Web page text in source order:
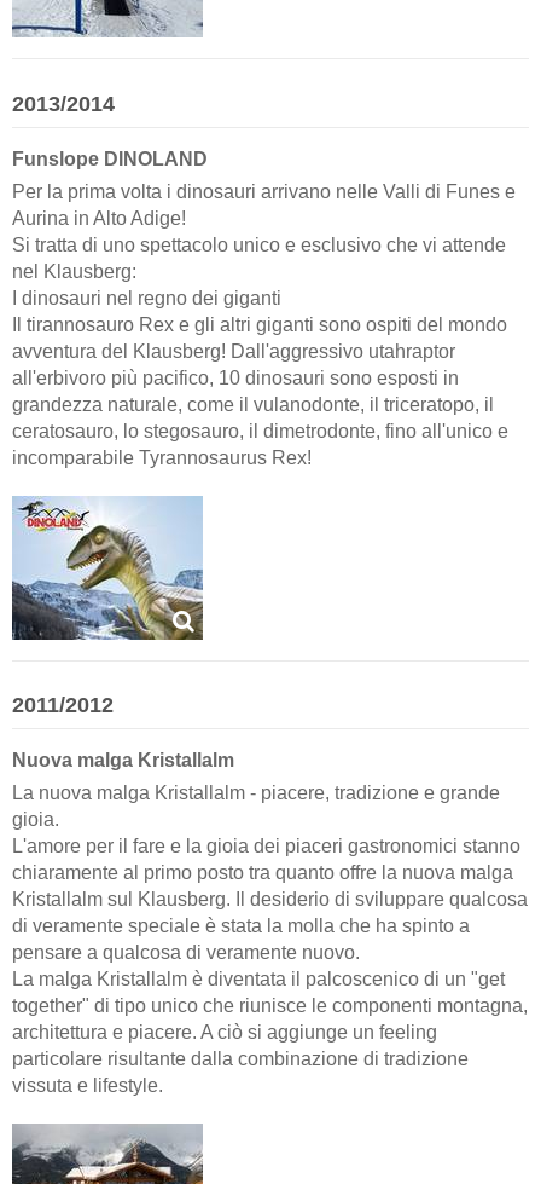
2013/2014
Funslope DINOLAND
Per la prima volta i dinosauri arrivano nelle Valli di Funes e
Aurina in Alto Adige!
Si tratta di uno spettacolo unico e esclusivo che vi attende
nel Klausberg:
I dinosauri nel regno dei giganti
Il tirannosauro Rex e gli altri giganti sono ospiti del mondo
avventura del Klausberg! Dall'aggressivo utahraptor
all'erbivoro più pacifico, 10 dinosauri sono esposti in
grandezza naturale, come il vulanodonte, il triceratopo, il
ceratosauro, lo stegosauro, il dimetrodonte, fino all'unico e
incomparabile Tyrannosaurus Rex!
2011/2012
Nuova malga Kristallalm
La nuova malga Kristallalm - piacere, tradizione e grande
gioia.
L'amore per il fare e la gioia dei piaceri gastronomici stanno
chiaramente al primo posto tra quanto offre la nuova malga
Kristallalm sul Klausberg. Il desiderio di sviluppare qualcosa
di veramente speciale è stata la molla che ha spinto a
pensare a qualcosa di veramente nuovo.
La malga Kristallalm è diventata il palcoscenico di un "get
together" di tipo unico che riunisce le componenti montagna,
architettura e piacere. A ciò si aggiunge un feeling
particolare risultante dalla combinazione di tradizione
vissuta e lifestyle.